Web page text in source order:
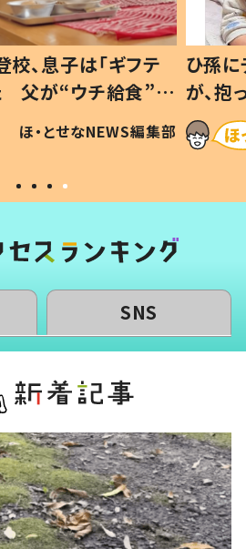
、息子は「ギフテ
父が“ウチ給食”を
理由とは #令和の親
ほ・とせなNEWS編集部
ひ孫
が、
「涙が
い」
SNS